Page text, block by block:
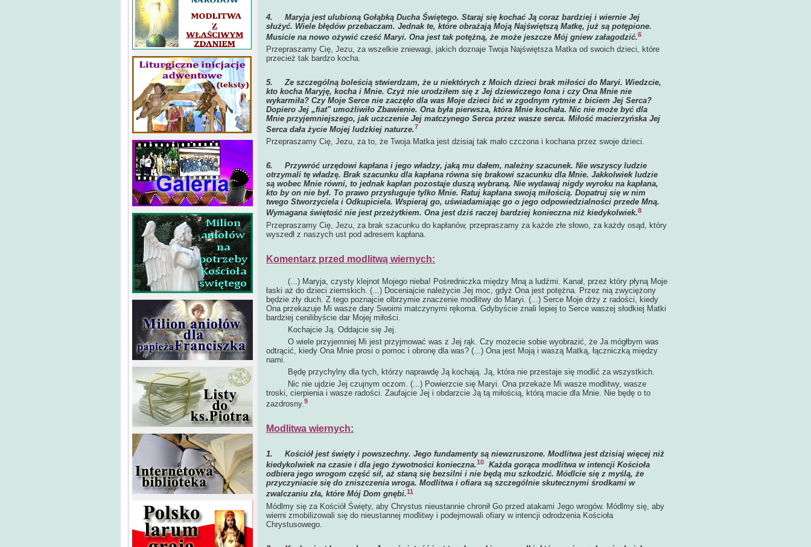
4. Maryja jest ulubioną Gołąbką Ducha Świętego. Staraj się kochać Ją coraz bardziej i wiernie Jej
służyć. Wiele błędów przebaczam. Jednak te, które obrażają Moją Najświętszą Matkę, już są potępione.
Musicie na nowo ożywić cześć Maryi. Ona jest tak potężną, że może jeszcze Mój gniew załagodzić.6
Przepraszamy Cię, Jezu, za wszelkie zniewagi, jakich doznaje Twoja Najświętsza Matka od swoich dzieci, które
przecież tak bardzo kocha.
5. Ze szczególną boleścią stwierdzam, że u niektórych z Moich dzieci brak miłości do Maryi. Wiedzcie,
kto kocha Maryję, kocha i Mnie. Czyż nie urodziłem się z Jej dziewiczego łona i czy Ona Mnie nie
wykarmiła? Czy Moje Serce nie zaczęło dla was Moje dzieci bić w zgodnym rytmie z biciem Jej Serca?
Dopiero Jej „fiat" umożliwiło Zbawienie. Ona była pierwsza, która Mnie kochała. Nic nie może być dla
Mnie przyjemniejszego, jak uczczenie Jej matczynego Serca przez wasze serca. Miłość macierzyńska Jej
Serca dała życie Mojej ludzkiej naturze.7
Przepraszamy Cię, Jezu, za to, że Twoja Matka jest dzisiaj tak mało czczona i kochana przez swoje dzieci.
6. Przywróć urzędowi kapłana i jego władzy, jaką mu dałem, należny szacunek. Nie wszyscy ludzie
otrzymali tę władzę. Brak szacunku dla kapłana równa się brakowi szacunku dla Mnie. Jakkolwiek ludzie
są wobec Mnie równi, to jednak kapłan pozostaje duszą wybraną. Nie wydawaj nigdy wyroku na kapłana,
kto by on nie był. To prawo przysługuje tylko Mnie. Ratuj kapłana swoją miłością. Dopatruj się w nim
twego Stworzyciela i Odkupiciela. Wspieraj go, uświadamiając go o jego odpowiedzialności przede Mną.
Wymagana świętość nie jest przeżytkiem. Ona jest dziś raczej bardziej konieczna niż kiedykolwiek.8
Przepraszamy Cię, Jezu, za brak szacunku do kapłanów, przepraszamy za każde złe słowo, za każdy osąd, który
wyszedł z naszych ust pod adresem kapłana.
Komentarz przed modlitwą wiernych:
(...) Maryja, czysty klejnot Mojego nieba! Pośredniczka między Mną a ludźmi. Kanał, przez który płyną Moje
łaski aż do dzieci ziemskich. (...) Doceniajcie należycie Jej moc, gdyż Ona jest potężna. Przez nią zwyciężony
będzie zły duch. Z tego poznajcie olbrzymie znaczenie modlitwy do Maryi. (...) Serce Moje drży z radości, kiedy
Ona przekazuje Mi wasze dary Swoimi matczynymi rękoma. Gdybyście znali lepiej to Serce waszej słodkiej Matki
bardziej cenilibyście dar Mojej miłości.
Kochajcie Ją. Oddajcie się Jej.
O wiele przyjemniej Mi jest przyjmować was z Jej rąk. Czy możecie sobie wyobrazić, że Ja mógłbym was
odtrącić, kiedy Ona Mnie prosi o pomoc i obronę dla was? (...) Ona jest Moją i waszą Matką, łączniczką między
nami.
Będę przychylny dla tych, którzy naprawdę Ją kochają. Ją, która nie przestaje się modlić za wszystkich.
Nic nie ujdzie Jej czujnym oczom. (...) Powierzcie się Maryi. Ona przekaże Mi wasze modlitwy, wasze
troski, cierpienia i wasze radości. Zaufajcie Jej i obdarzcie Ją tą miłością, którą macie dla Mnie. Nie będę o to
zazdrosny. 9
Modlitwa wiernych:
1. Kościół jest święty i powszechny. Jego fundamenty są niewzruszone. Modlitwa jest dzisiaj więcej niż
kiedykolwiek na czasie i dla jego żywotności konieczna.10
Każda gorąca modlitwa w intencji Kościoła
odbiera jego wrogom część sił, aż staną się bezsilni i nie będą mu szkodzić. Módlcie się z myślą, że
przyczyniacie się do zniszczenia wroga. Modlitwa i ofiara są szczególnie skutecznymi środkami w
zwalczaniu zła, które Mój Dom gnębi.11
Módlmy się za Kościół Święty, aby Chrystus nieustannie chronił Go przed atakami Jego wrogów. Módlmy się, aby
wierni zmobilizowali się do nieustannej modlitwy i podejmowali ofiary w intencji odrodzenia Kościoła
Chrystusowego.